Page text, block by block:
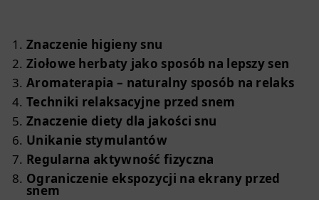
Znaczenie higieny snu
Ziołowe herbaty jako sposób na lepszy sen
Aromaterapia – naturalny sposób na relaks
Techniki relaksacyjne przed snem
Znaczenie diety dla jakości snu
Unikanie stymulantów
Regularna aktywność fizyczna
Ograniczenie ekspozycji na ekrany przed
snem